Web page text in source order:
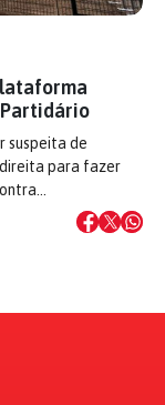
Partidário
suspeita de
para fazer